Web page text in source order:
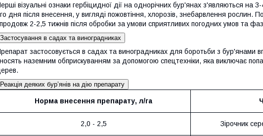
візуальні ознаки гербіцидної дії на однорічних бур'янах з'являються на
дня після внесення, у вигляді пожовтіння, хлорозів, знебарвлення рослин.
2-2,5 тижнів після обробки за умови сприятливих погодних умов та
Застосування в садах та виноградниках
застосовується в садах та виноградниках для боротьби з бур'янами
наземним обприскуванням за допомогою спецтехніки, яка виклю­чає
Реакція деяких бур’янів на дію препарату
Норма внесення препарату, л/га
2,0 - 2,5 Зірочник